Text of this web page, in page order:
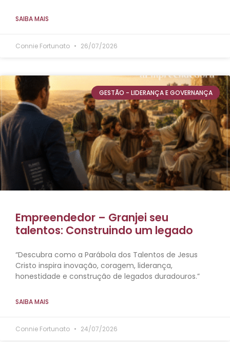
SAIBA MAIS
Connie Fortunato 26/07/2026
GESTÃO - LIDERANÇA E GOVERNANÇA
Empreendedor – Granjei seu
talentos: Construindo um legado
“Descubra como a Parábola dos Talentos de Jesus
Cristo inspira inovação, coragem, liderança,
honestidade e construção de legados duradouros.”
SAIBA MAIS
Connie Fortunato 24/07/2026